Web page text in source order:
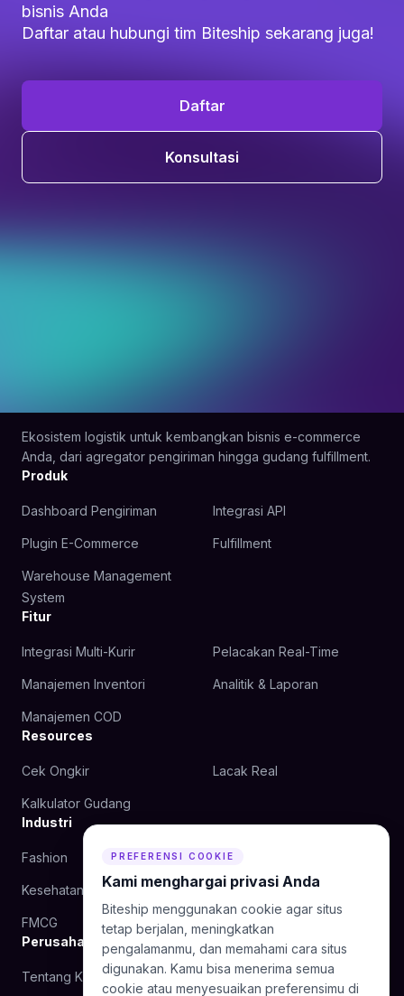
bisnis Anda
Daftar atau hubungi tim Biteship sekarang juga!
Daftar
Konsultasi
Ekosistem logistik untuk kembangkan bisnis e-commerce
Anda, dari agregator pengiriman hingga gudang fulfillment.
Produk
Dashboard Pengiriman Integrasi API
Plugin E-Commerce Fulfillment
Warehouse Management
System
Fitur
Integrasi Multi-Kurir Pelacakan Real-Time
Manajemen Inventori Analitik & Laporan
Manajemen COD
Resources
Cek Ongkir Lacak Real
Kalkulator Gudang
Industri
Fashion Kecantikan
Kesehatan Makanan
FMCG
Perusahaan
Tentang Kami Blog
PREFERENSI COOKIE
Kami menghargai privasi Anda
Biteship menggunakan cookie agar situs
tetap berjalan, meningkatkan
pengalamanmu, dan memahami cara situs
digunakan. Kamu bisa menerima semua
cookie atau menyesuaikan preferensimu di